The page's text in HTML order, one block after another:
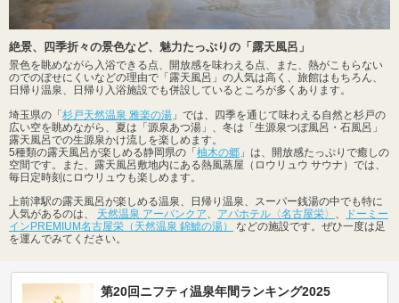
絶景、四季折々の景色など、魅力たっぷりの「露天風呂」
景色を眺めながら入浴できる点、開放感を味わえる点、また、熱がこもらない
のでのぼせにくいなどの理由で「露天風呂」の人気は高く、旅館はもちろん、
日帰り温泉、日帰り入浴施設でも併設しているところが多くあります。
埼玉県の「 杉戸天然温泉 雅楽の湯 」では、四季を通じて味わえる自然と杉戸の
広い空を眺めながら、夏は「源泉あつ湯」、冬は「生源泉つぼ風呂・石風呂」
露天風呂での生源泉かけ流しを楽しめます。
5種類の露天風呂が楽しめる静岡県の「 柚木の郷 」は、開放感たっぷりで癒しの
空間です。また、露天風呂敷地内にある熱風蒸屋（ロウリュウ サウナ）では、
毎日定時刻にロウリュウも楽しめます。
上前津駅の露天風呂が楽しめる温泉、日帰り温泉、スーパー銭湯の中でも特に
人気があるのは、 天然温泉 アーバンクア、 アパホテル〈名古屋栄〉 、
ドーミー
インPREMIUM名古屋栄（天然温泉 錦鯱の湯）
などの施設です。ぜひ一度は足
を運んでみてください。
第20回ニフティ温泉年間ランキング2025